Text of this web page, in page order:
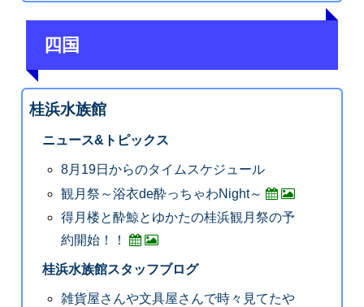
四国
桂浜水族館
ニュース&トピックス
8月19日からのタイムスケジュール
観月祭～浴衣de酔っちゃわNight～
得月楼と酔鯨とゆかたの桂浜観月祭の予
約開始！！
桂浜水族館スタッフブログ
雑貨屋さんや文具屋さんで時々見てたや